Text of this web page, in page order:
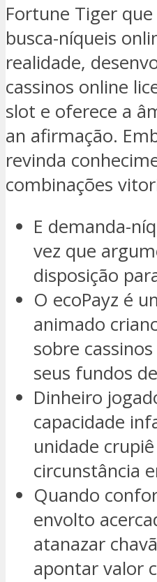
Fortune Tiger
busca-níqueis
realidade,
cassinos online
slot e oferece a
an afirmação.
revinda
combinações
E demanda-
vez que
disposição
O ecoPayz é
animado
sobre
seus fundos
Dinheiro
capacidade
unidade
circunstância
Quando
envolto
atanazar
apontar valor